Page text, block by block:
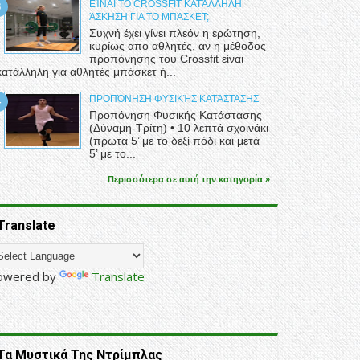
ΕΊΝΑΙ ΤΟ CROSSFIT ΚΑΤΆΛΛΗΛΗ
ΆΣΚΗΣΗ ΓΙΑ ΤΟ ΜΠΆΣΚΕΤ;
Συχνή έχει γίνει πλεόν η ερώτηση,
κυρίως απο αθλητές, αν η μέθοδος
προπόνησης του Crossfit είναι
για αθλητές μπάσκετ ή...
ΠΡΟΠΌΝΗΣΗ ΦΥΣΙΚΉΣ ΚΑΤΆΣΤΑΣΗΣ
Προπόνηση Φυσικής Κατάστασης
(Δύναμη-Τρίτη) • 10 λεπτά σχοινάκι
(πρώτα 5’ με το δεξί πόδι και μετά
5’ με το...
Περισσότερα σε αυτή την κατηγορία »
by Translate
Μυστικά Της Ντρίμπλας